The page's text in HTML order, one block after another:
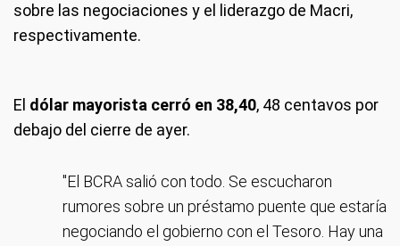
sobre las negociaciones y el liderazgo de Macri,
respectivamente.
El dólar mayorista cerró en 38,40, 48 centavos por
debajo del cierre de ayer.
"El BCRA salió con todo. Se escucharon
rumores sobre un préstamo puente que estaría
negociando el gobierno con el Tesoro. Hay una